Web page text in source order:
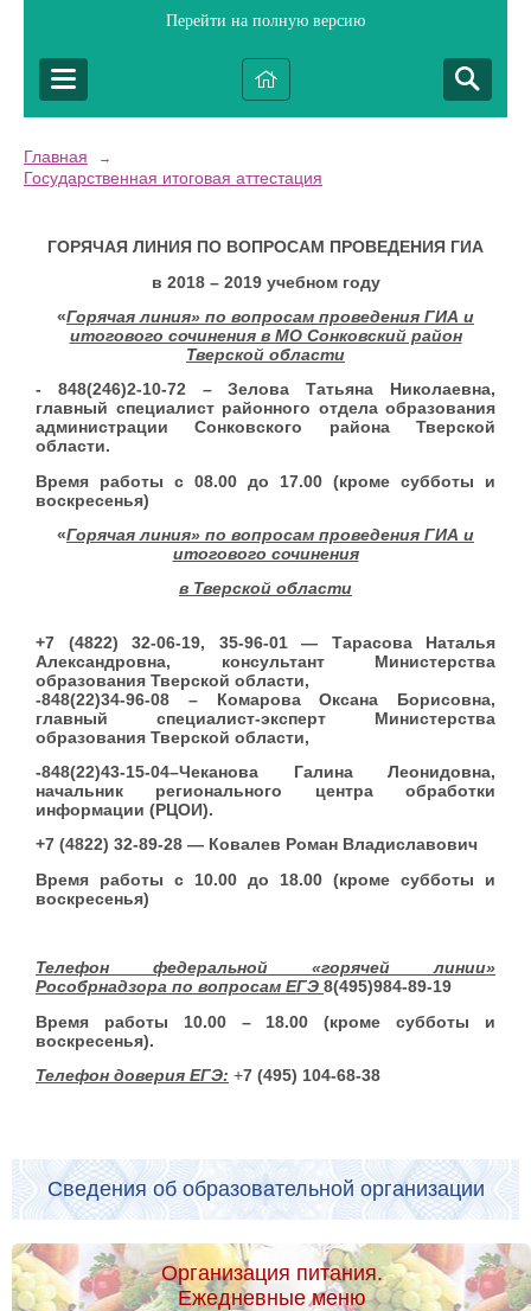
Перейти на полную версию
Главная →
Государственная итоговая аттестация
ГОРЯЧАЯ ЛИНИЯ ПО ВОПРОСАМ ПРОВЕДЕНИЯ ГИА
в 2018 – 2019 учебном году
«Горячая линия» по вопросам проведения ГИА и
итогового сочинения в МО Сонковский район
Тверской области
- 848(246)2-10-72 – Зелова Татьяна Николаевна,
главный специалист районного отдела образования
администрации Сонковского района Тверской
области.
Время работы с 08.00 до 17.00 (кроме субботы и
воскресенья)
«Горячая линия» по вопросам проведения ГИА и
итогового сочинения
в Тверской области
+7 (4822) 32-06-19, 35-96-01 — Тарасова Наталья
Александровна, консультант Министерства
образования Тверской области,
-848(22)34-96-08 – Комарова Оксана Борисовна,
главный специалист-эксперт Министерства
образования Тверской области,
-848(22)43-15-04–Чеканова Галина Леонидовна,
начальник регионального центра обработки
информации (РЦОИ).
+7 (4822) 32-89-28 — Ковалев Роман Владиславович
Время работы с 10.00 до 18.00 (кроме субботы и
воскресенья)
Телефон федеральной «горячей линии»
Рособрнадзора по вопросам ЕГЭ 8(495)984-89-19
Время работы 10.00 – 18.00 (кроме субботы и
воскресенья).
Телефон доверия ЕГЭ: +7 (495) 104-68-38
Сведения об образовательной организации
Организация питания.
Ежедневные меню